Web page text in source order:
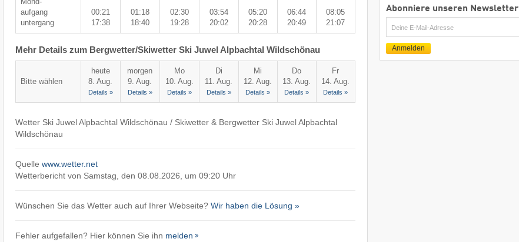
aufgang
untergang
00:21
17:38
01:18
18:40
02:30
19:28
03:54
20:02
05:20
20:28
06:44
20:49
08:05
21:07
Mehr Details zum Bergwetter/Skiwetter Ski Juwel Alpbachtal Wildschönau
Bitte wählen
heute
8. Aug.
Details »
morgen
9. Aug.
Details »
Mo
10. Aug.
Details »
Di
11. Aug.
Details »
Mi
12. Aug.
Details »
Do
13. Aug.
Details »
Fr
14. Aug.
Details »
Wetter Ski Juwel Alpbachtal Wildschönau / Skiwetter & Bergwetter Ski Juwel Alpbachtal
Wildschönau
Quelle www.wetter.net
Wetterbericht von Samstag, den 08.08.2026, um 09:20 Uhr
Wünschen Sie das Wetter auch auf Ihrer Webseite? Wir haben die Lösung »
Fehler aufgefallen? Hier können Sie ihn melden
Abonniere unseren Newsletter
E-
Mail
Anmelden